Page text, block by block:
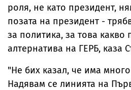
роля, не като президент,
позата на президент -
за политика, за това какво
алтернатива на ГЕРБ, каза
"Не бих казал, че има
Надявам се линията на